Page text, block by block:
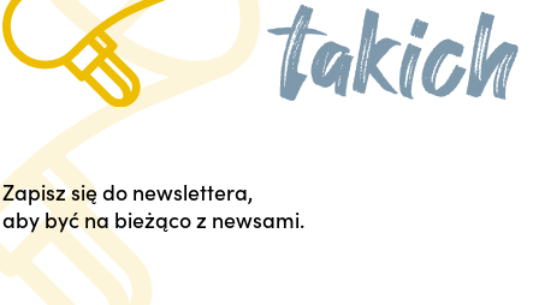
Zapisz się do newslettera,
aby być na bieżąco z newsami.